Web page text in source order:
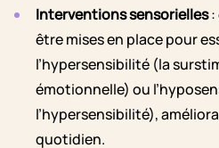
Interventions sensorielles:
être mises en place pour
l’hypersensibilité (la
émotionnelle) ou
l’hypersensibilité),
quotidien.